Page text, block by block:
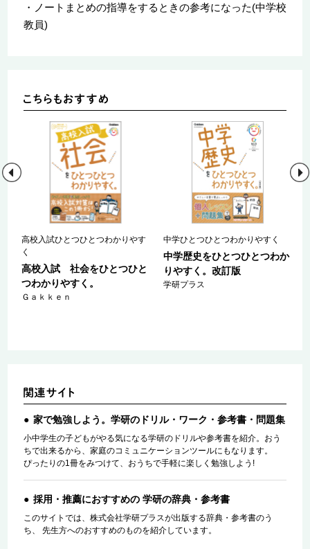
・ノートまとめの指導をするときの参考になった(中学校
教員)
高校入試ひとつひとつわかりやす
く
高校入試 社会をひとつひと
つわかりやすく。
Ｇａｋｋｅｎ
中学ひとつひとつわかりやすく
中学歴史をひとつひとつわか
りやすく。改訂版
学研プラス
家で勉強しよう。学研のドリル・ワーク・参考書・問題集
小中学生の子どもがやる気になる学研のドリルや参考書を紹介。おう
ちで出来るから、家庭のコミュニケーションツールにもなります。
ぴったりの1冊をみつけて、おうちで手軽に楽しく勉強しよう!
採用・推薦におすすめの 学研の辞典・参考書
このサイトでは、株式会社学研プラスが出版する辞典・参考書のう
ち、 先生方へのおすすめのものを紹介しています。